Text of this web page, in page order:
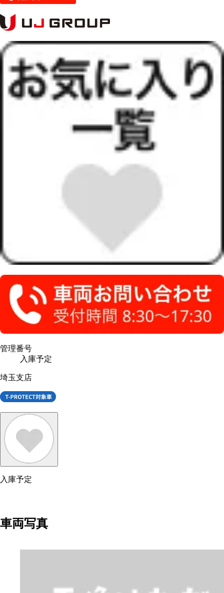
管理番号
入庫予定
埼玉支店
入庫予定
車両写真